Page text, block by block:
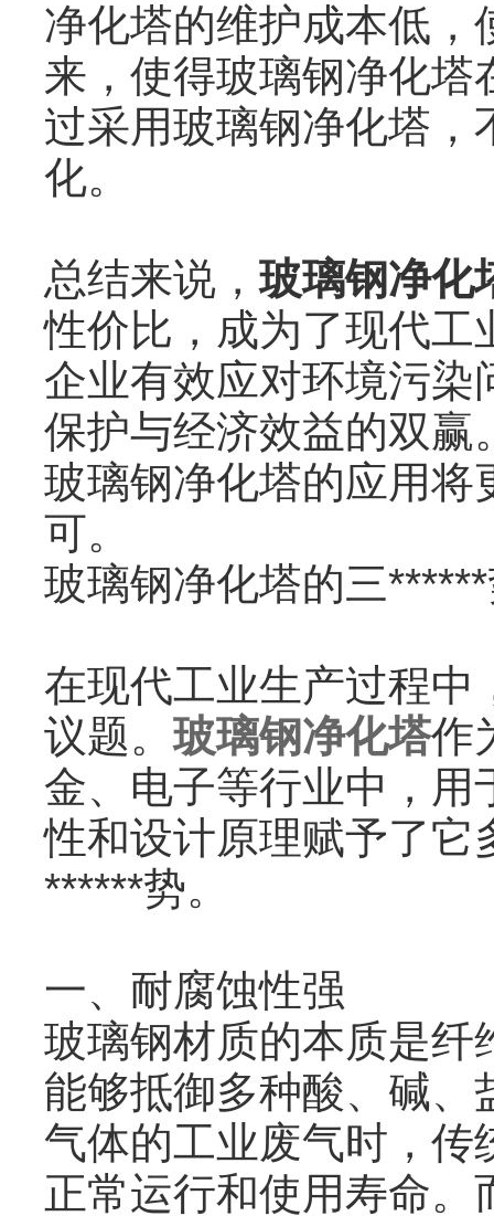
净化塔的维护成本低
来，使得玻璃钢净化
过采用玻璃钢净化塔
化。
总结来说，玻璃钢净化
性价比，成为了现代工
企业有效应对环境污
保护与经济效益的双赢
玻璃钢净化塔的应用将
可。
玻璃钢净化塔的三
在现代工业生产过程中
议题。玻璃钢净化塔作
金、电子等行业中，用
性和设计原理赋予了它
******势。
一、耐腐蚀性强
玻璃钢材质的本质是纤
能够抵御多种酸、碱
气体的工业废气时，
正常运行和使用寿命